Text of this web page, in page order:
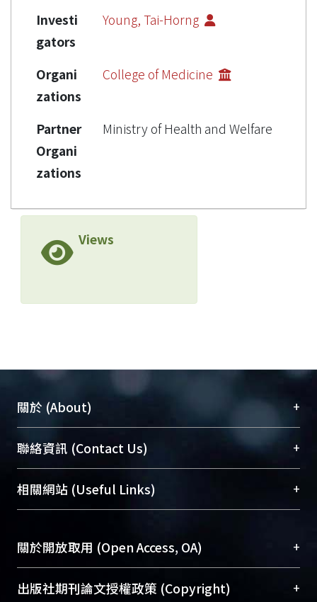
Investi
gators
Young, Tai-Horng
Organi
zations
College of Medicine
Partner
Organi
zations
Ministry of Health and Welfare
Views
關於 (About) +
臺大位居世界頂尖大學之列，為永久珍藏及向國際
展現本校豐碩的研究成果及學術能量，圖書館整合
機構典藏（NTUR）與學術庫（AH）不同功能平
台，成為臺大學術典藏NTU scholars。期能整合研
成果。
To permanently archive and promote researcher
profiles and scholarly works, Library integrates the
聯絡資訊 (Contact Us) +
總館學科館員(Main Library)
醫學圖書館學科館員(Medical Library)
Sciences Library)
相關網站 (Useful Links) +
關於開放取用 (Open Access, OA) +
開放取用是從使用者角度提升資訊取用性的社會運
出版社期刊論文授權政策 (Copyright) +